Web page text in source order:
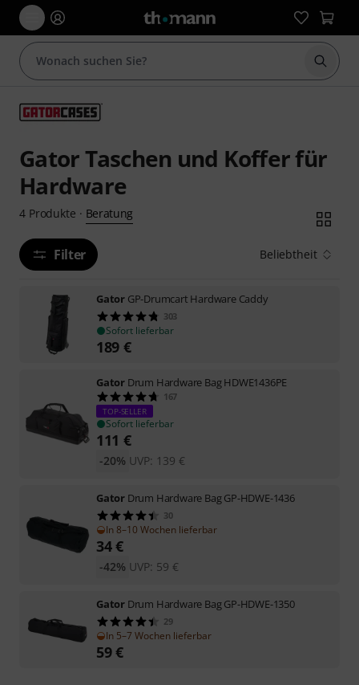
Suche
Gator Taschen und Koffer für
Hardware
4 Produkte · Beratung
Filter Beliebtheit
Gator GP-Drumcart Hardware Caddy
303
Sofort lieferbar
189 €
Gator Drum Hardware Bag HDWE1436PE
167
TOP-SELLER
Sofort lieferbar
111 €
UVP: 139 €
-20%
Gator Drum Hardware Bag GP-HDWE-1436
30
In 8–10 Wochen lieferbar
34€
UVP: 59 €
-42%
Gator Drum Hardware Bag GP-HDWE-1350
29
In 5–7 Wochen lieferbar
59€